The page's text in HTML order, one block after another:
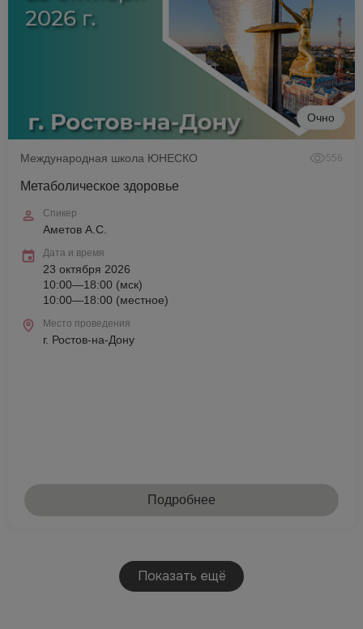
Очно
Международная школа ЮНЕСКО 556
Метаболическое здоровье
Спикер
Аметов А.С.
Дата и время
23 октября 2026
10:00—18:00 (мск)
10:00—18:00 (местное)
Место проведения
г. Ростов-на-Дону
Подробнее
Показать ещё